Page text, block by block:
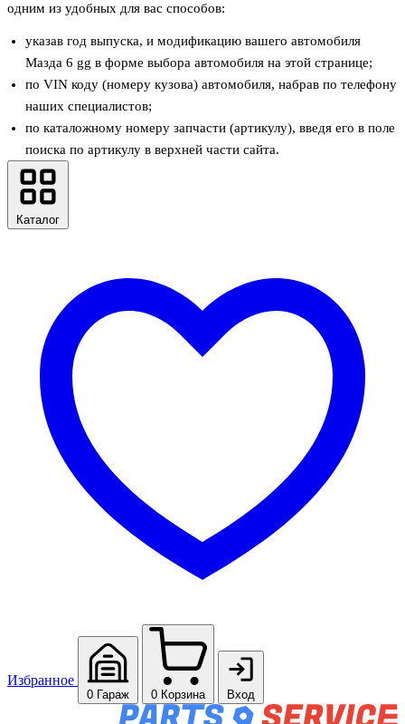
одним из удобных для вас способов:
указав год выпуска, и модификацию вашего автомобиля
Мазда 6 gg в форме выбора автомобиля на этой странице;
по VIN коду (номеру кузова) автомобиля, набрав по телефону
наших специалистов;
по каталожному номеру запчасти (артикулу), введя его в поле
поиска по артикулу в верхней части сайта.
Каталог
Избранное
0 Гараж 0 Корзина Вход